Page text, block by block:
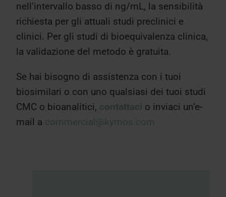
nell’intervallo basso di ng/mL, la sensibilità
richiesta per gli attuali studi preclinici e
clinici. Per gli studi di bioequivalenza clinica,
la validazione del metodo è gratuita.
Se hai bisogno di assistenza con i tuoi
biosimilari o con uno qualsiasi dei tuoi studi
CMC o bioanalitici,
o inviaci un’e-
mail a